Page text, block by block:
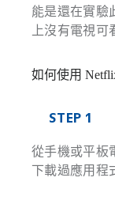
能是還在實驗
上沒有電視
如何使用
STEP 1
從手機或平板
下載過應用程